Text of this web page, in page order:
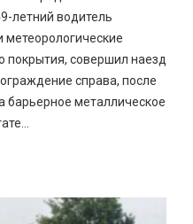
летний водитель
метеорологические
покрытия, совершил наезд
справа, после
барьерное металлическое